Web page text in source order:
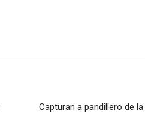
Capturan a pandillero de